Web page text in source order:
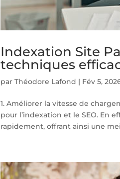
Indexation Site
techniques
parThéodore Lafond | Fév 5,
1. Améliorer la vitesse de
pour l’indexation et le SEO. En
rapidement, offrant ainsi une